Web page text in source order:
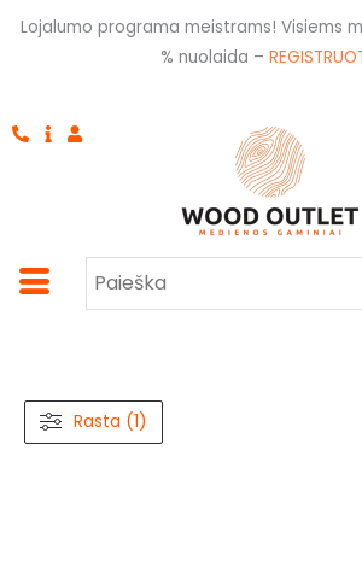
Pereiti
Lojalumo programa meistrams! Visiems
% nuolaida –
Rasta (1)